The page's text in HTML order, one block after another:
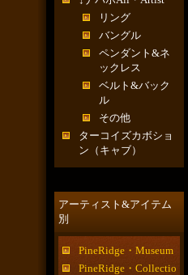
リング
バングル
ペンダント&ネ
ックレス
ベルト&バック
ル
その他
ターコイズカボショ
ン（キャブ）
アーティスト&アイテム
別
PineRidge・Museum
PineRidge・Collectio